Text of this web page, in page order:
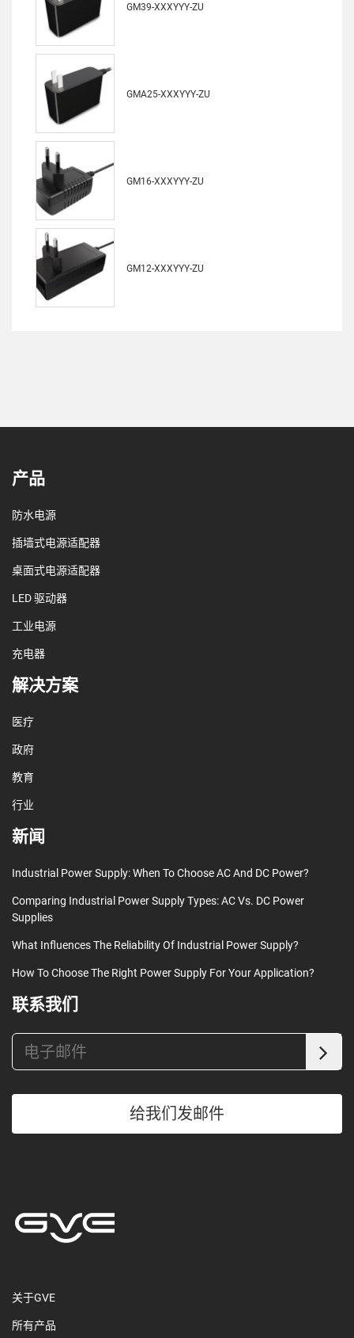
GM39-XXXYYY-ZU
GMA25-XXXYYY-ZU
GM16-XXXYYY-ZU
GM12-XXXYYY-ZU
产品
防水电源
插墙式电源适配器
桌面式电源适配器
LED 驱动器
工业电源
充电器
解决方案
医疗
政府
教育
行业
新闻
Industrial Power Supply: When To Choose AC And DC Power?
Comparing Industrial Power Supply Types: AC Vs. DC Power
Supplies
What Influences The Reliability Of Industrial Power Supply?
How To Choose The Right Power Supply For Your Application?
联系我们
给我们发邮件
关于GVE
所有产品